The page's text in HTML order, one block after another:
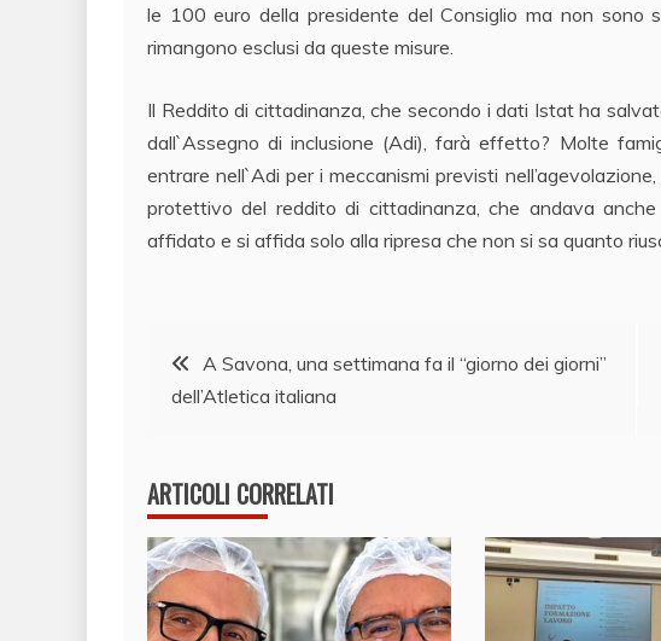
le 100 euro della presidente del Consiglio ma non sono
rimangono esclusi da queste misure.
Il Reddito di cittadinanza, che secondo i dati Istat ha
dall`Assegno di inclusione (Adi), farà effetto? Molte
entrare nell`Adi per i meccanismi previsti
protettivo del reddito di cittadinanza, che andava
affidato e si affida solo alla ripresa che non si sa quanto
Navigazione
articoli
A Savona, una settimana fa il “giorno dei giorni”
dell’Atletica italiana
ARTICOLI CORRELATI